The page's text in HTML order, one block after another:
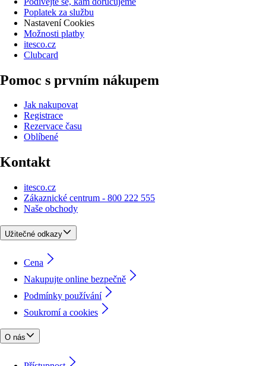
Poplatek za službu
Nastavení Cookies
Možnosti platby
itesco.cz
Clubcard
Pomoc s prvním nákupem
Jak nakupovat
Registrace
Rezervace času
Oblíbené
Kontakt
itesco.cz
Zákaznické centrum - 800 222 555
Naše obchody
Užitečné odkazy
Cena
Nakupujte online bezpečně
Podmínky používání
Soukromí a cookies
O nás